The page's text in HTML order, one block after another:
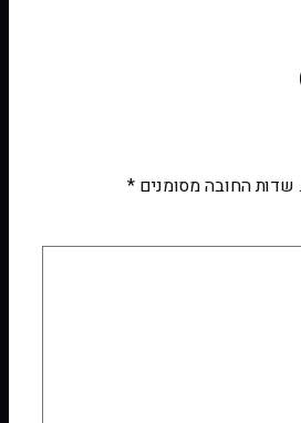
שדות החובה מסומנים *